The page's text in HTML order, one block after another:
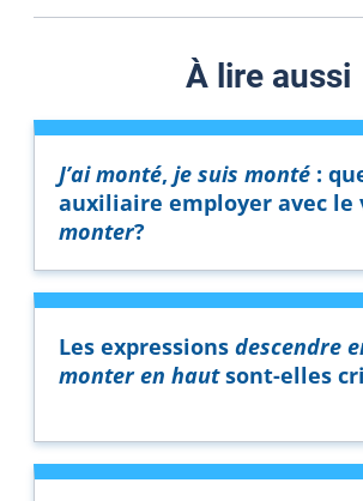
À lire aussi
J’ai monté, je suis monté :
auxiliaire employer avec le
monter?
Les expressions descendre
monter en hautsont-elles